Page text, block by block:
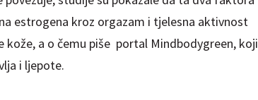
estrogena kroz orgazam i tjelesna aktivnost
kože, a o čemu piše portal Mindbodygreen, koji
i ljepote.